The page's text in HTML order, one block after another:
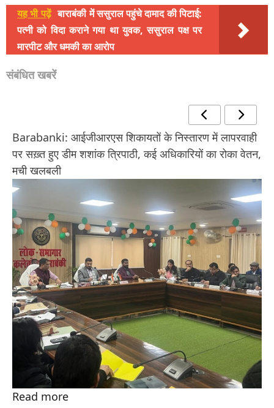
यह भी पढ़ें बाराबंकी में ससुराल पहुंचे दामाद की पिटाई:
पत्नी को विदा कराने गया था युवक, ससुराल पक्ष पर
मारपीट और धमकी का आरोप
संबंधित खबरें
Barabanki: आईजीआरएस शिकायतों के निस्तारण में लापरवाही
पर सख़्त हुए डीम शशांक त्रिपाठी, कई अधिकारियों का रोका वेतन,
मची खलबली
Read more